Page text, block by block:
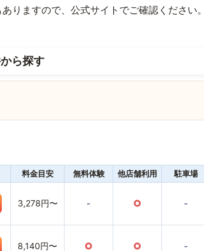
りますので、公式サイトでご確認ください。
ら探す
料金目安 無料体験 他店舗利用 駐車場
3,278円〜 - ○ -
8,140円〜 ○ ○ -